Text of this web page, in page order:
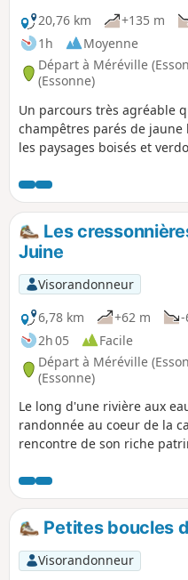
20,76 km
+135 m
1h
Moyenne
Départ à Méréville
(Essonne)
Un parcours très agréable
champêtres parés de
les paysages boisés et
roulez sur ce qui fut une
Les
Juine
Visorandonneur
6,78 km
+62 m
-
2h 05
Facile
Départ à Méréville
(Essonne)
Le long d'une rivière aux
randonnée au coeur de la
rencontre de son riche
Petites boucles
Visorandonneur